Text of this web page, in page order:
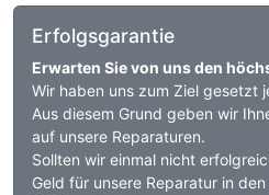
Erfolgsgarantie
Erwarten Sie von uns den
Wir haben uns zum Ziel gesetzt
Aus diesem Grund geben wir
auf unsere Reparaturen.
Sollten wir einmal nicht
Geld für unsere Reparatur in